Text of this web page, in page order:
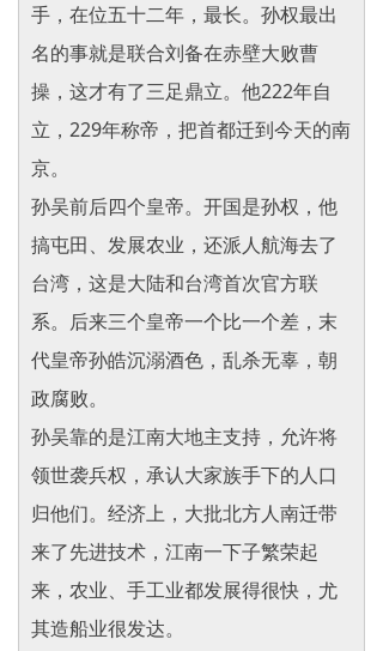
手，在位五十二年，最长。孙权最出
名的事就是联合刘备在赤壁大败曹
操，这才有了三足鼎立。他222年自
立，229年称帝，把首都迁到今天的南
京。
孙吴前后四个皇帝。开国是孙权，他
搞屯田、发展农业，还派人航海去了
台湾，这是大陆和台湾首次官方联
系。后来三个皇帝一个比一个差，末
代皇帝孙皓沉溺酒色，乱杀无辜，朝
政腐败。
孙吴靠的是江南大地主支持，允许将
领世袭兵权，承认大家族手下的人口
归他们。经济上，大批北方人南迁带
来了先进技术，江南一下子繁荣起
来，农业、手工业都发展得很快，尤
其造船业很发达。